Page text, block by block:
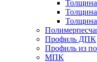
Профиль ДПК
Профиль из
МПК